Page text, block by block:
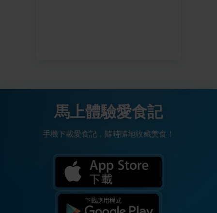
馬上體驗愛食記
手機下載愛食記，隨時隨地收藏美食！